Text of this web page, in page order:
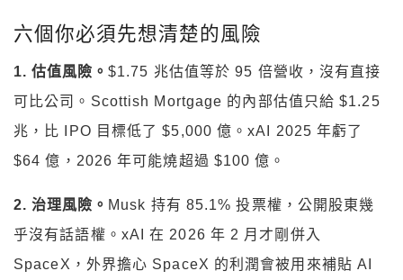
六個你必須先想清楚的風險
1. 估值風險。 $1.75 兆估值等於 95 倍營收，沒有直接
可比公司。Scottish Mortgage 的內部估值只給 $1.25
兆，比 IPO 目標低了 $5,000 億。xAI 2025 年虧了
$64 億，2026 年可能燒超過 $100 億。
2. 治理風險。 Musk 持有 85.1% 投票權，公開股東幾
乎沒有話語權。xAI 在 2026 年 2 月才剛併入
SpaceX，外界擔心 SpaceX 的利潤會被用來補貼 AI